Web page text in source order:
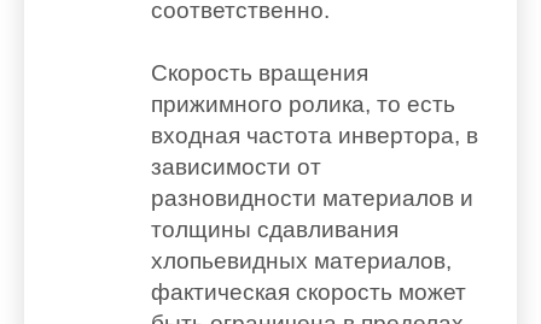
соответственно.
Скорость вращения
прижимного ролика, то есть
входная частота инвертора, в
зависимости от
разновидности материалов и
толщины сдавливания
хлопьевидных материалов,
фактическая скорость может